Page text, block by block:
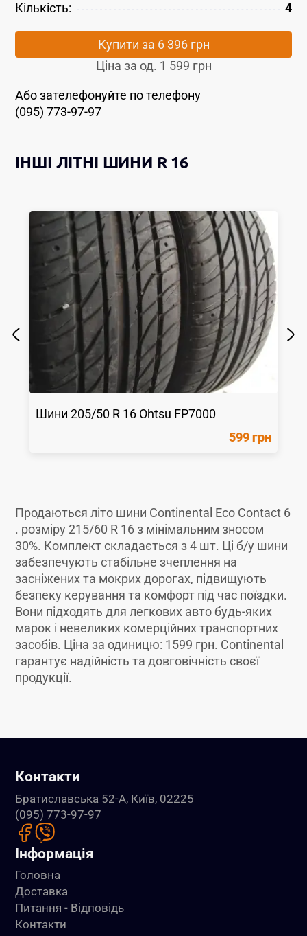
Кількість: 4
Купити за 6 396 грн
Ціна за од. 1 599 грн
Або зателефонуйте по телефону
(095) 773-97-97
ІНШІ ЛІТНІ ШИНИ R 16
Шини205/50 R 16 Ohtsu FP7000
599 грн
Продаються літо шини Continental Eco Contact 6
. розміру 215/60 R 16 з мінімальним зносом
30%. Комплект складається з 4 шт. Ці б/у шини
забезпечують стабільне зчеплення на
засніжених та мокрих дорогах, підвищують
безпеку керування та комфорт під час поїздки.
Вони підходять для легкових авто будь-яких
марок і невеликих комерційних транспортних
засобів. Ціна за одиницю: 1599 грн. Continental
гарантує надійність та довговічність своєї
продукції.
Контакти
Братиславська 52-А, Київ, 02225
(095) 773-97-97
Інформація
Головна
Доставка
Питання - Відповідь
Контакти